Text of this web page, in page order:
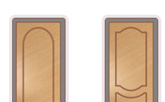
Д-15 60